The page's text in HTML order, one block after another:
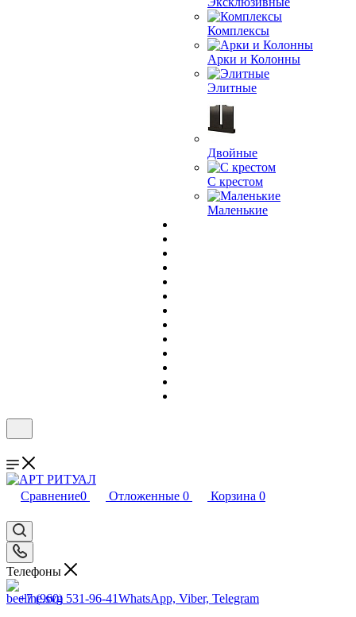
Комплексы
Арки и Колонны
Элитные
Двойные
С крестом
Маленькие
Сравнение0 Отложенные 0 Корзина 0
Телефоны
+7 (960) 531-96-41WhatsApp, Viber, Telegram